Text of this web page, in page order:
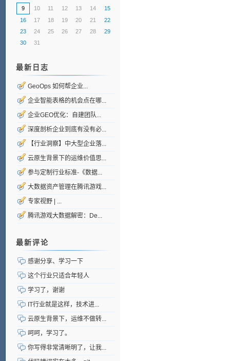
9
10 11 12 13 14
15
16
17 18 19 20 21
22
23
24 25 26 27 28
29
30
31
最新日志
GeoOps 如何帮企业...
企业智能表格的机会点在哪...
企业GEO优化：自建团队...
深度剖析企业到底有没有必...
【行业洞察】中大型企业落...
云原生背景下的运维价值思...
参与定制行业标准-《数据...
大数据资产管理在腾讯游戏...
专家视野 | ...
腾讯游戏大数据解密：De...
最新评论
感谢分享、学习一下
这个行业只适合年轻人
学习了，谢谢
IT行业就是这样，技术进...
云原生背景下，运维不做转...
呵呵，学习了。
你写得非常清晰明了，让我...